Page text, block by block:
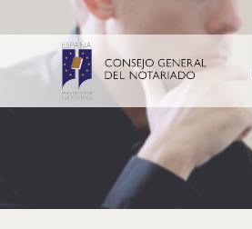
Zum Hauptinhalt springen